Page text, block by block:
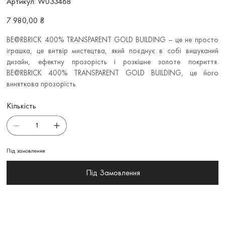
W033468
Ціна
7 980,00 ₴
BE@RBRICK 400% TRANSPARENT GOLD BUILDING – це не просто
іграшка, це витвір мистецтва, який поєднує в собі вишуканий
дизайн, ефектну прозорість і розкішне золоте покриття.
BE@RBRICK 400% TRANSPARENT GOLD BUILDING, це його
виняткова прозорість.
Кількість
Під замовлення
Під Замовлення